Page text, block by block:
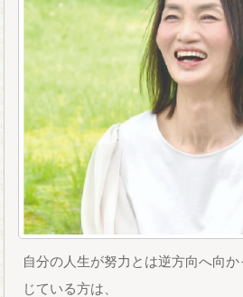
自分の人生が努力とは逆方向へ向
じている方は、